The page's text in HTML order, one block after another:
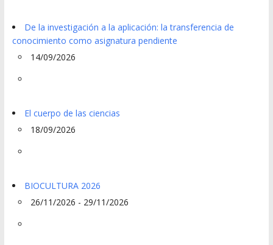
De la investigación a la aplicación: la transferencia de
conocimiento como asignatura pendiente
14/09/2026
El cuerpo de las ciencias
18/09/2026
BIOCULTURA 2026
26/11/2026 - 29/11/2026